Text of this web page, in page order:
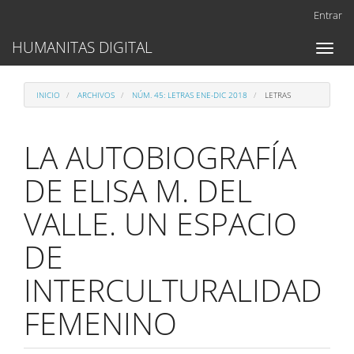
Contenido
principal
lateral
Entrar
Toggle
HUMANITAS DIGITAL
INICIO ARCHIVOS NÚM. 45: LETRAS ENE-DIC 2018 LETRAS
LA AUTOBIOGRAFÍA
DE ELISA M. DEL
VALLE. UN ESPACIO
DE
INTERCULTURALIDAD
FEMENINO